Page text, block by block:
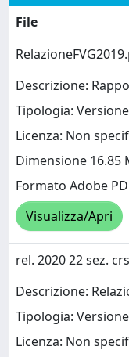
File
Descrizione:
Tipologia:
Licenza: Non
Dimensione 16.85
Formato Adobe
Visualizza/Apri
rel. 2020 22 sez.
Descrizione:
Tipologia:
Licenza: Non